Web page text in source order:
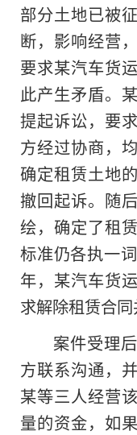
部分土地已被
断，影响经营
要求某汽车货
此产生矛盾。
提起诉讼，要
方经过协商，
确定租赁土地
撤回起诉。随
绘，确定了租
标准仍各执一
年，某汽车货
求解除租赁合同
案件受理
方联系沟通，
某等三人经营
量的资金，如